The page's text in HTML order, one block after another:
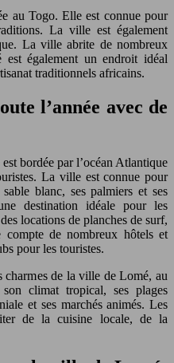
au Togo. Elle est connue pour
La ville est également
La ville abrite de nombreux
est également un endroit idéal
traditionnels africains.
l’année avec de
bordée par l’océan Atlantique
La ville est connue pour
blanc, ses palmiers et ses
destination idéale pour les
locations de planches de surf,
de nombreux hôtels et
pour les touristes.
de la ville de Lomé, au
climat tropical, ses plages
et ses marchés animés. Les
de la cuisine locale, de la